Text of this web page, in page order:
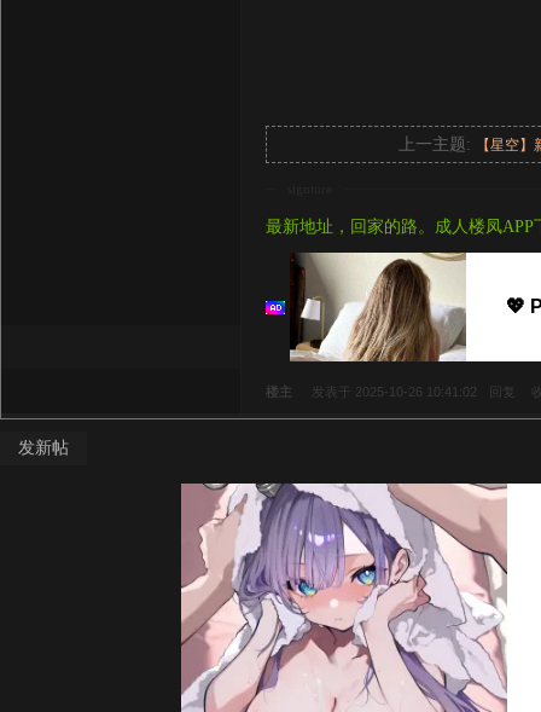
上一主题: 【星空
最新地址，回家的路。成人楼凤APP
💖
楼主 发表于 2025-10-26 10:41:02 回复
发新帖